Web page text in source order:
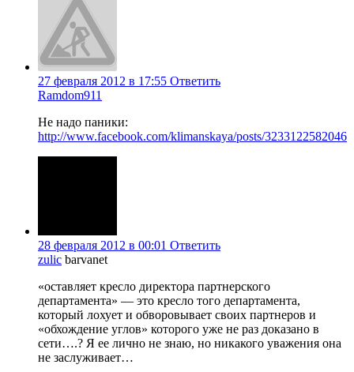
27 февраля 2012 в 17:55 Ответить
Ramdom911
Не надо паники:
http://www.facebook.com/klimanskaya/posts/3233122582046
28 февраля 2012 в 00:01 Ответить
zulic barvanet
«оставляет кресло директора партнерского
департамента» — это кресло того департамента,
который лохует и обворовывает своих партнеров и
«обхождение углов» которого уже не раз доказано в
сети….? Я ее лично не знаю, но никакого уважения она
не заслуживает…